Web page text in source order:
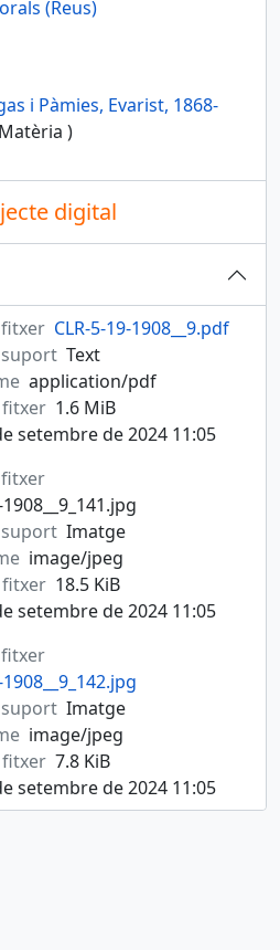
(Reus)
i Pàmies, Evarist, 1868-
)
digital
CLR-5-19-1908__9.pdf
Text
application/pdf
1.6 MiB
setembre de 2024 11:05
Imatge
image/jpeg
18.5 KiB
setembre de 2024 11:05
Imatge
image/jpeg
7.8 KiB
setembre de 2024 11:05